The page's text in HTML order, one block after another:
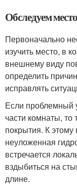
Обследуем
Первоначально
изучить место, в
внешнему виду
определить
исправлять
Если проблемный
части комнаты,
покрытия. К
неуложенная
встречается
вздыбиться на
длине.